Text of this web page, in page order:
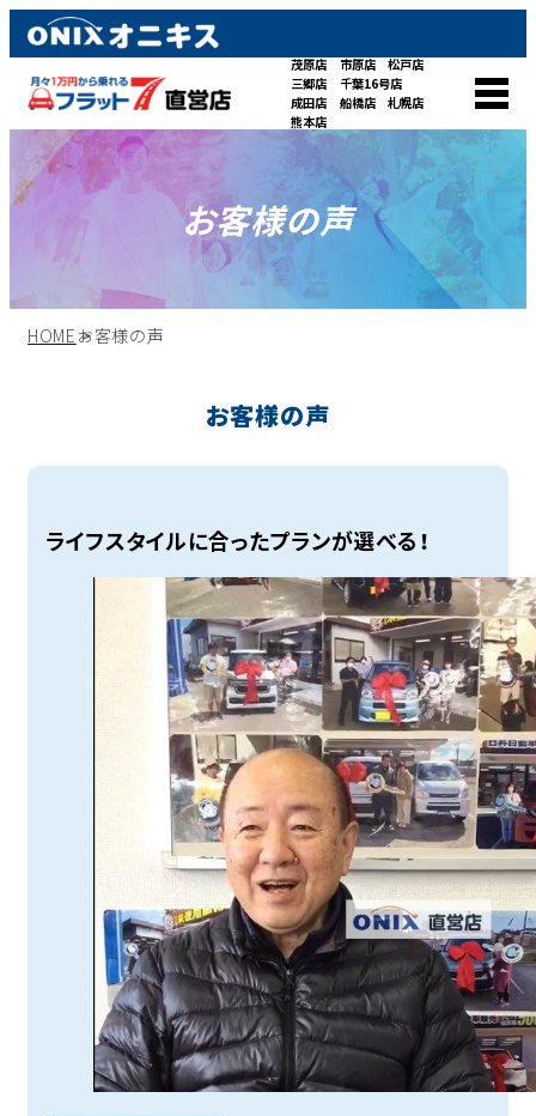
茂原店 市原店
松戸店
三郷店
千葉16号店
成田店
船橋店
札幌店
熊本店
お客様の声
HOME お客様の声
お客様の声
ライフスタイルに合ったプランが選べる！